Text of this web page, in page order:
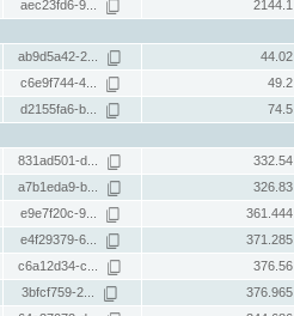
aec23fd6-9... 2144.1
ab9d5a42-2... 44.02
c6e9f744-4... 49.2
d2155fa6-b... 74.5
831ad501-d... 332.54
a7b1eda9-b... 326.83
e9e7f20c-9... 361.444
e4f29379-6... 371.285
c6a12d34-c... 376.56
3bfcf759-2... 376.965